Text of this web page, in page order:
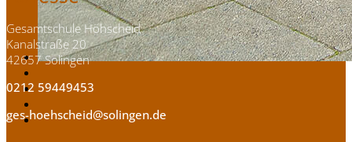
Gesamtschule Höhscheid
Kanalstraße 20
42657 Solingen
0212 59449453
ges-hoehscheid@solingen.de